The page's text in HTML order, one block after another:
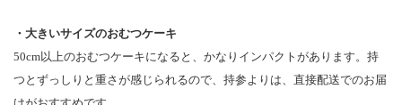
・大きいサイズのおむつケーキ
50cm以上のおむつケーキになると、かなりインパクトがあります。持
つとずっしりと重さが感じられるので、持参よりは、直接配送でのお届